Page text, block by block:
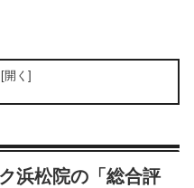
浜松院の「総合評